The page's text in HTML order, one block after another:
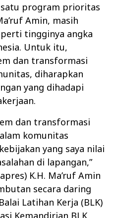
satu program prioritas
Amin, masih
tingginya angka
Untuk itu,
dan transformasi
diharapkan
yang dihadapi
dan transformasi
komunitas
yang saya nilai
di lapangan,”
K.H. Ma’ruf Amin
secara daring
Latihan Kerja (BLK)
Kemandirian BLK